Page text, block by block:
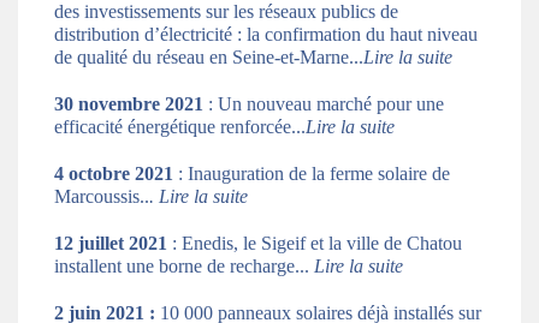
des investissements sur les réseaux publics de
distribution d’électricité : la confirmation du haut niveau
de qualité du réseau en Seine-et-Marne...Lire la suite
30 novembre 2021 : Un nouveau marché pour une
efficacité énergétique renforcée...Lire la suite
4 octobre 2021 : Inauguration de la ferme solaire de
Marcoussis... Lire la suite
12 juillet 2021 : Enedis, le Sigeif et la ville de Chatou
installent une borne de recharge... Lire la suite
2 juin 2021 : 10 000 panneaux solaires déjà installés sur